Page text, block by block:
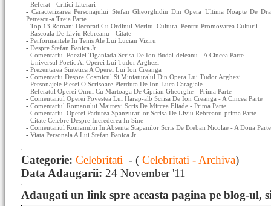
- Referat - Critici Literari
-Caracterizarea Personajului Stefan Gheorghidiu Din Opera Ultima Noapte De
Petrescu-a Treia Parte
- Top 13 Romani Decorati Cu Ordinul Meritul Cultural Pentru Promovarea Culturii
- Rascoala De Liviu Rebreanu - Citate
- Performantele In Tenis Ale Lui Lucian Viziru
- Despre Stefan Banica Jr
- Comentariul Poeziei Tiganiada Scrisa De Ion Budai-deleanu - A Cincea Parte
- Universul Poetic Al Operei Lui Tudor Arghezi
- Prezentarea Sintetica A Operei Lui Ion Creanga
- Comentariu Despre Cosmicul Si Miniaturalul Din Opera Lui Tudor Arghezi
- Personajele Piesei O Scrisoare Pierduta De Ion Luca Caragiale
- Referatul Operei Omul Cu Martoaga De Ciprian Gheorghe - Prima Parte
- Comentariul Operei Povestea Lui Harap-alb Scrisa De Ion Creanga - A Cincea Parte
- Comentariul Romanului Maitreyi Scris De Mircea Eliade - Prima Parte
- Comentariul Operei Padurea Spanzuratilor Scrisa De Liviu Rebreanu-prima Parte
- Citate Celebre Despre Increderea In Sine
- Comentariul Romanului In Absenta Stapanilor Scris De Breban Nicolae - A Doua Parte
- Viata Personala A Lui Stefan Banica Jr
Categorie: Celebritati - ( Celebritati - Archiva)
Data Adaugarii: 24 November '11
Adaugati un link spre aceasta pagina pe blog-ul,